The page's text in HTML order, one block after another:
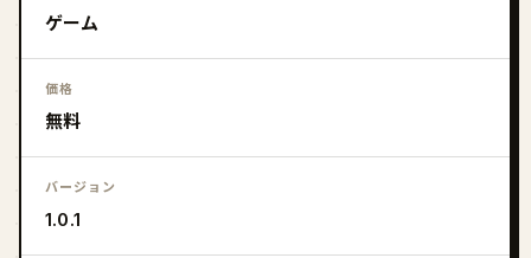
ゲーム
価格
無料
バージョン
1.0.1